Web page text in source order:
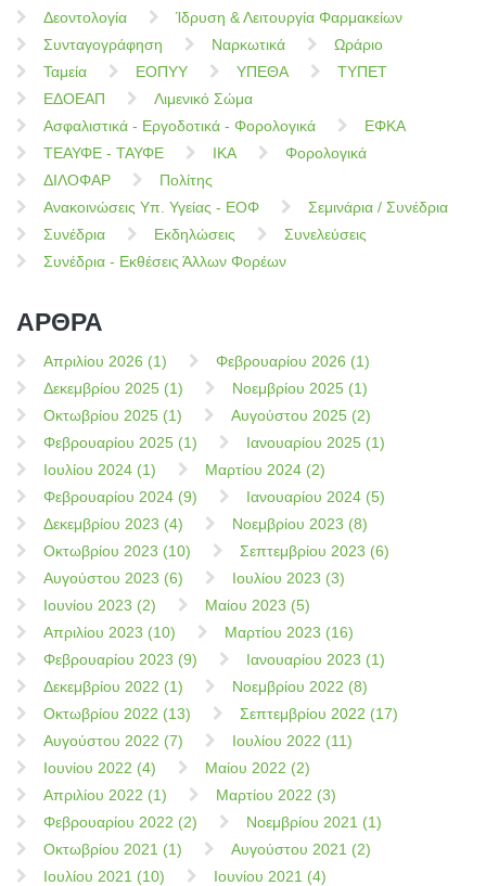
Δεοντολογία
Ίδρυση & Λειτουργία Φαρμακείων
Συνταγογράφηση
Ναρκωτικά
Ωράριο
Ταμεία
ΕΟΠΥΥ ΥΠΕΘΑ
ΤΥΠΕΤ
ΕΔΟΕΑΠ
Λιμενικό Σώμα
Ασφαλιστικά - Εργοδοτικά - Φορολογικά
ΕΦΚΑ
ΤΕΑΥΦΕ - ΤΑΥΦΕ
ΙΚΑ
Φορολογικά
ΔΙΛΟΦΑΡ
Πολίτης
Ανακοινώσεις Υπ. Υγείας - ΕΟΦ
Σεμινάρια / Συνέδρια
Συνέδρια
Εκδηλώσεις
Συνελεύσεις
Συνέδρια - Εκθέσεις Άλλων Φορέων
ΑΡΘΡΑ
Απριλίου 2026 (1)
Φεβρουαρίου 2026 (1)
Δεκεμβρίου 2025 (1)
Νοεμβρίου 2025 (1)
Οκτωβρίου 2025 (1)
Αυγούστου 2025 (2)
Φεβρουαρίου 2025 (1)
Ιανουαρίου 2025 (1)
Ιουλίου 2024 (1)
Μαρτίου 2024 (2)
Φεβρουαρίου 2024 (9)
Ιανουαρίου 2024 (5)
Δεκεμβρίου 2023 (4)
Νοεμβρίου 2023 (8)
Οκτωβρίου 2023 (10)
Σεπτεμβρίου 2023 (6)
Αυγούστου 2023 (6)
Ιουλίου 2023 (3)
Ιουνίου 2023 (2)
Μαίου 2023 (5)
Απριλίου 2023 (10)
Μαρτίου 2023 (16)
Φεβρουαρίου 2023 (9)
Ιανουαρίου 2023 (1)
Δεκεμβρίου 2022 (1)
Νοεμβρίου 2022 (8)
Οκτωβρίου 2022 (13)
Σεπτεμβρίου 2022 (17)
Αυγούστου 2022 (7)
Ιουλίου 2022 (11)
Ιουνίου 2022 (4)
Μαίου 2022 (2)
Απριλίου 2022 (1)
Μαρτίου 2022 (3)
Φεβρουαρίου 2022 (2)
Νοεμβρίου 2021 (1)
Οκτωβρίου 2021 (1)
Αυγούστου 2021 (2)
Ιουλίου 2021 (10)
Ιουνίου 2021 (4)